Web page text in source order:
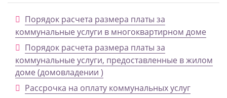
Порядок расчета размера платы за
коммунальные услуги в многоквартирном доме
Порядок расчета размера платы за
коммунальные услуги, предоставленные в жилом
доме (домовладении )
Рассрочка на оплату коммунальных услуг